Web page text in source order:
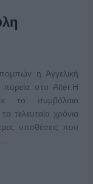
η Αγγελική
πορεία στο Alter.Η
το συμβόλαιο
τελευταία χρόνια
υποθέσεις που